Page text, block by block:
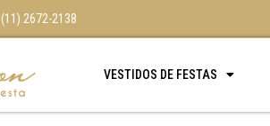
(11) 2672-2138
VESTIDOS DE FESTAS